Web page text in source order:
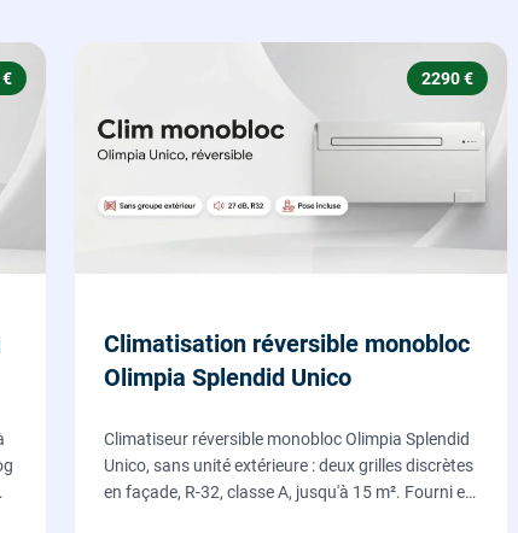
2290 €
Climatisation réversible monobloc
Olimpia Splendid Unico
Climatiseur réversible monobloc Olimpia Splendid
Unico, sans unité extérieure : deux grilles discrètes
en façade, R-32, classe A, jusqu'à 15 m². Fourni et